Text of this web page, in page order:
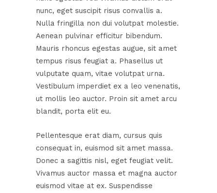
nunc, eget suscipit risus convallis a.
Nulla fringilla non dui volutpat molestie.
Aenean pulvinar efficitur bibendum.
Mauris rhoncus egestas augue, sit amet
tempus risus feugiat a. Phasellus ut
vulputate quam, vitae volutpat urna.
Vestibulum imperdiet ex a leo venenatis,
ut mollis leo auctor. Proin sit amet arcu
blandit, porta elit eu.
Pellentesque erat diam, cursus quis
consequat in, euismod sit amet massa.
Donec a sagittis nisl, eget feugiat velit.
Vivamus auctor massa et magna auctor
euismod vitae at ex. Suspendisse